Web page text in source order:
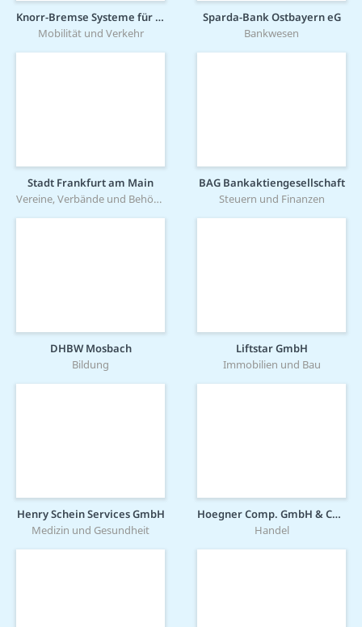
Knorr-Bremse Systeme für Schienenfahrzeuge GmbH
Mobilität und Verkehr
Sparda-Bank Ostbayern eG
Bankwesen
Stadt Frankfurt am Main
Vereine, Verbände und Behörden
BAG Bankaktiengesellschaft
Steuern und Finanzen
DHBW Mosbach
Bildung
Liftstar GmbH
Immobilien und Bau
Henry Schein Services GmbH
Medizin und Gesundheit
Hoegner Comp. GmbH & Co. KG
Handel